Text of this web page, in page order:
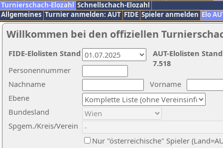
Turnierschach-Elozahl Schnellschach-Elozahl
Allgemeines Turnier anmelden: AUT FIDE Spieler anmelden Elo
Willkommen bei den offiziellen
Nachname
Vorname
Ebene
Personennummer
Bundesland
Spgem./Kreis/Verein
Nur "österreichische" Spieler
AUT-Elolisten
7.518
FIDE-Elolisten Stand